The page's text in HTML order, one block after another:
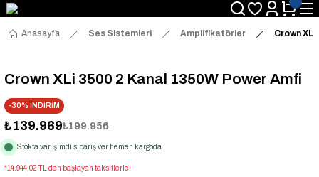
Anasayfa Ses Sistemleri Amplifikatörler Crown
Crown XLi 3500 2 Kanal 1350W Power Amfi
-30% İNDİRİM
₺139.969₺199.956
Stokta var, şimdi sipariş ver hemen kargoda
*14.944,02 TL den başlayan taksitlerle!